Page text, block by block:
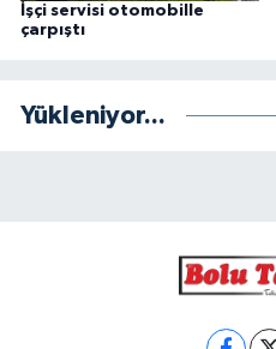
İşçi servisi otomobille
çarpıştı
Yükleniyor...